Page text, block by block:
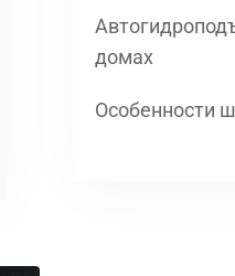
домах
Особенности